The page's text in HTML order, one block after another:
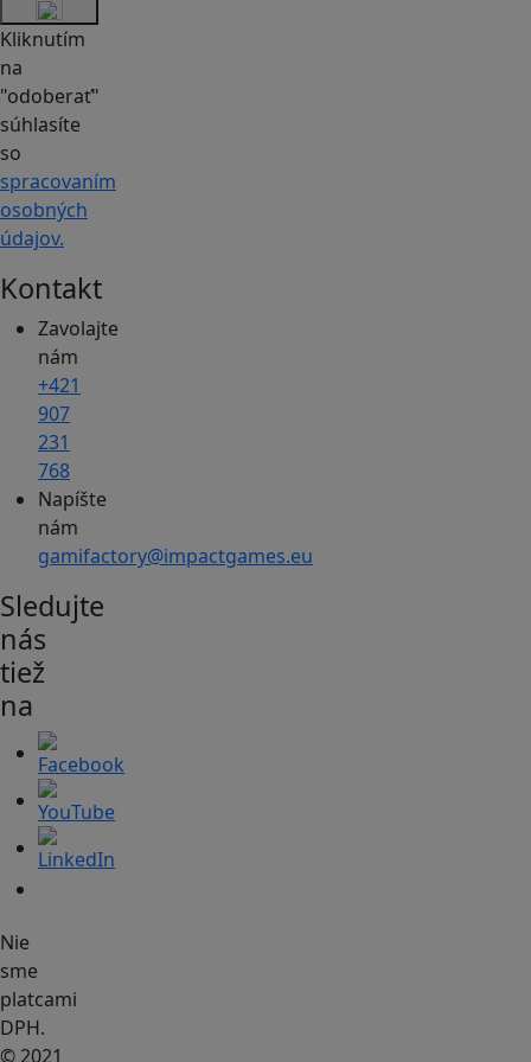
Kliknutím
na
"odoberať"
súhlasíte
so
spracovaním
osobných
údajov.
Kontakt
Zavolajte
nám
+421
907
231
768
Napíšte
nám
gamifactory@impactgames.eu
Sledujte
nás
tiež
na
Nie
sme
platcami
DPH.
© 2021